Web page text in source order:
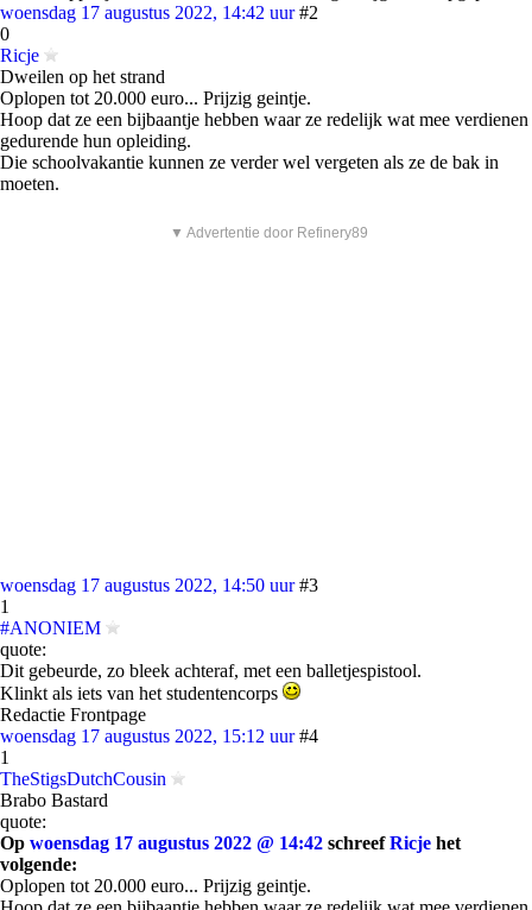
woensdag 17 augustus 2022, 14:42 uur #2
0
Ricje
Dweilen op het strand
Oplopen tot 20.000 euro... Prijzig geintje.
Hoop dat ze een bijbaantje hebben waar ze redelijk wat mee verdienen
gedurende hun opleiding.
Die schoolvakantie kunnen ze verder wel vergeten als ze de bak in
moeten.
▼ Advertentie door Refinery89
woensdag 17 augustus 2022, 14:50 uur #3
1
#ANONIEM
quote:
Dit gebeurde, zo bleek achteraf, met een balletjespistool.
Klinkt als iets van het studentencorps
Redactie Frontpage
woensdag 17 augustus 2022, 15:12 uur #4
1
TheStigsDutchCousin
Brabo Bastard
quote:
Op woensdag 17 augustus 2022 @ 14:42 schreefRicje het
volgende:
Oplopen tot 20.000 euro... Prijzig geintje.